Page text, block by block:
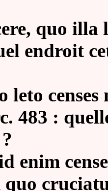
quo illa
endroit
leto
483 :
enim
quo